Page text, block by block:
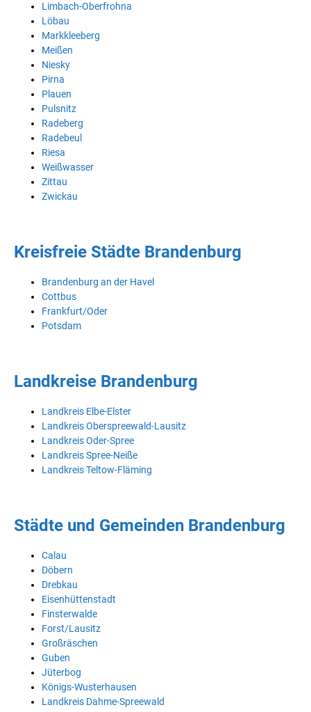
Limbach-Oberfrohna
Löbau
Markkleeberg
Meißen
Niesky
Pirna
Plauen
Pulsnitz
Radeberg
Radebeul
Riesa
Weißwasser
Zittau
Zwickau
Kreisfreie Städte Brandenburg
Brandenburg an der Havel
Cottbus
Frankfurt/Oder
Potsdam
Landkreise Brandenburg
Landkreis Elbe-Elster
Landkreis Oberspreewald-Lausitz
Landkreis Oder-Spree
Landkreis Spree-Neiße
Landkreis Teltow-Fläming
Städte und Gemeinden Brandenburg
Calau
Döbern
Drebkau
Eisenhüttenstadt
Finsterwalde
Forst/Lausitz
Großräschen
Guben
Jüterbog
Königs-Wusterhausen
Landkreis Dahme-Spreewald